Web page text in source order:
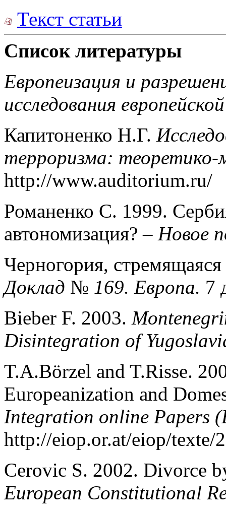
Текст статьи
Список литературы
Европеизация и
исследования
Капитоненко Н.Г.
терроризма: теоретико-
http://www.auditorium.ru/
Романенко С. 1999.
автономизация? – Новое
Черногория,
Доклад № 169. Европа. 7
Bieber F. 2003.
Disintegration of
T.A.Börzel and T.Risse.
Europeanization and
Integration online Papers
http://eiop.or.at/eiop/texte/
Cerovic S. 2002. Divorce
European Constitutional